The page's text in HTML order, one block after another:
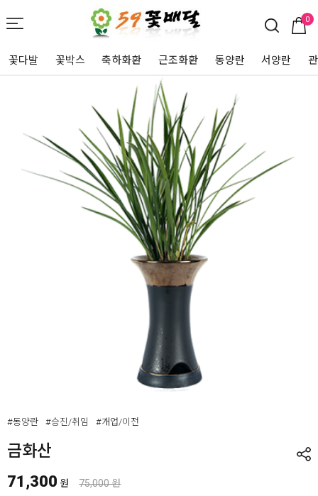
0
꽃다발 꽃박스 축하화환 근조화환 동양란 서양란
#동양란 #승진/취임 #개업/이전
금화산
71,300 원 75,000 원